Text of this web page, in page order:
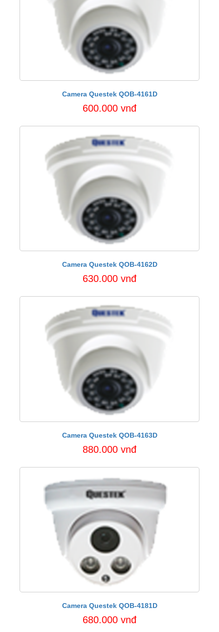
Camera Questek QOB-4161D
600.000 vnđ
Camera Questek QOB-4162D
630.000 vnđ
Camera Questek QOB-4163D
880.000 vnđ
Camera Questek QOB-4181D
680.000 vnđ